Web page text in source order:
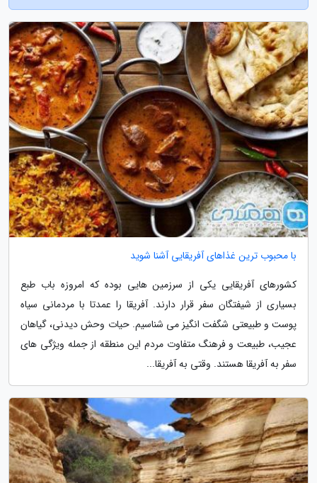
با محبوب ترین غذاهای آفریقایی آشنا شوید
کشورهای آفریقایی یکی از سرزمین هایی بوده که امروزه باب طبع
بسیاری از شیفتگان سفر قرار دارند. آفریقا را عمدتا با مردمانی سیاه
پوست و طبیعتی شگفت انگیز می شناسیم. حیات وحش دیدنی، گیاهان
عجیب، طبیعت و فرهنگ متفاوت مردم این منطقه از جمله ویژگی های
سفر به آفریقا هستند. وقتی به آفریقا...